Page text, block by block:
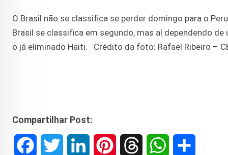
O Brasil não se classifica se perder domingo para o
Brasil se classifica em segundo, mas aí dependendo
o já eliminado Haiti. Crédito da foto: Rafael Ribeiro –
Compartilhar Post: